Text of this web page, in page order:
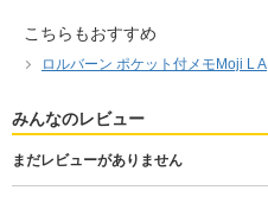
こちらもおすすめ
ロルバーン ポケット付メモMoji L A
みんなのレビュー
まだレビューがありません